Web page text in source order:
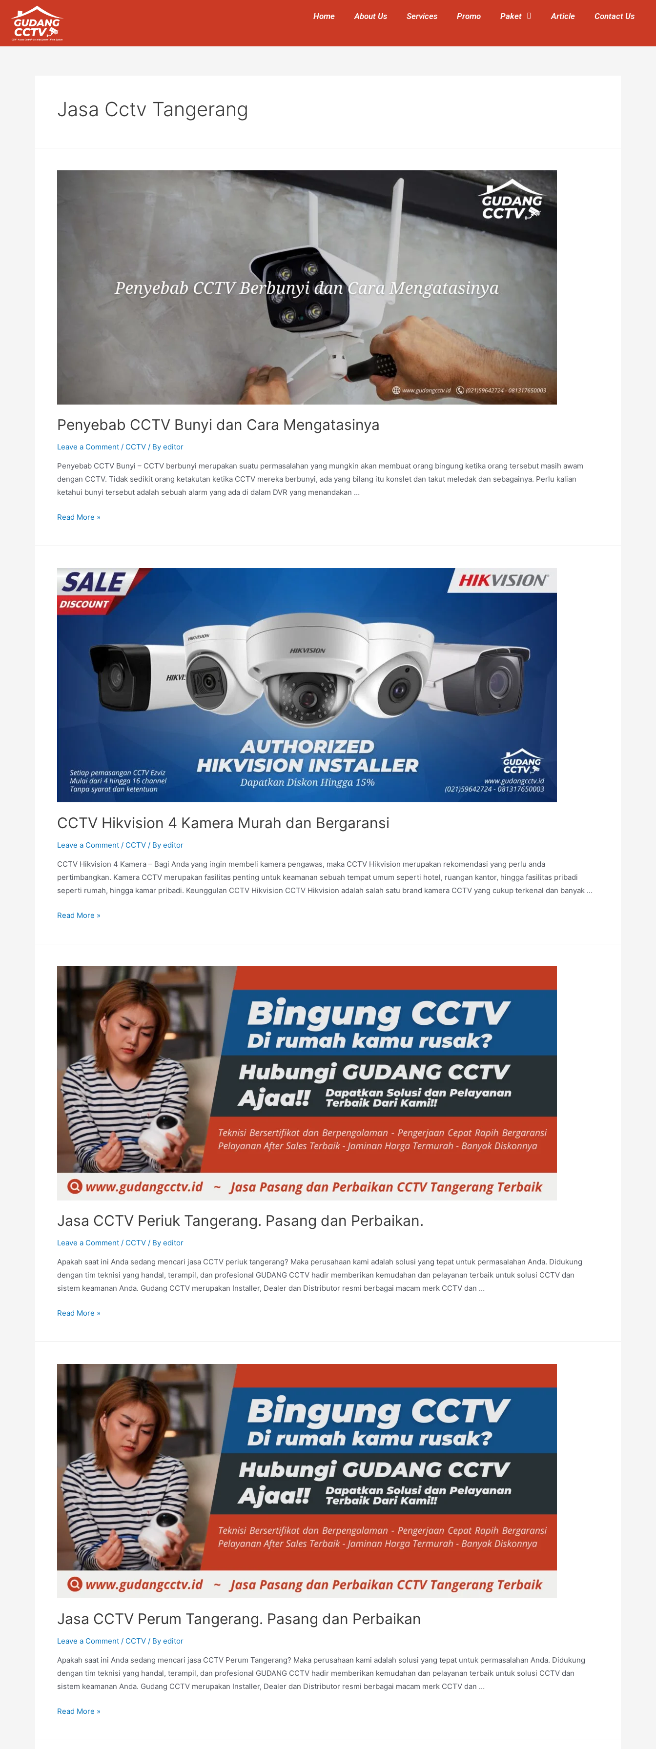
Home About Us Services Promo Paket Article Contact Us
Jasa Cctv Tangerang
Penyebab CCTV Bunyi dan Cara Mengatasinya
Leave a Comment / CCTV / By editor
Penyebab CCTV Bunyi – CCTV berbunyi merupakan suatu permasalahan yang mungkin akan membuat orang bingung ketika orang tersebut masih awam
dengan CCTV. Tidak sedikit orang ketakutan ketika CCTV mereka berbunyi, ada yang bilang itu konslet dan takut meledak dan sebagainya. Perlu kalian
ketahui bunyi tersebut adalah sebuah alarm yang ada di dalam DVR yang menandakan …
Read More »
CCTV Hikvision 4 Kamera Murah dan Bergaransi
Leave a Comment / CCTV / By editor
CCTV Hikvision 4 Kamera – Bagi Anda yang ingin membeli kamera pengawas, maka CCTV Hikvision merupakan rekomendasi yang perlu anda
pertimbangkan. Kamera CCTV merupakan fasilitas penting untuk keamanan sebuah tempat umum seperti hotel, ruangan kantor, hingga fasilitas pribadi
seperti rumah, hingga kamar pribadi. Keunggulan CCTV Hikvision CCTV Hikvision adalah salah satu brand kamera CCTV yang cukup terkenal dan banyak …
Read More »
Jasa CCTV Periuk Tangerang. Pasang dan Perbaikan.
Leave a Comment / CCTV / By editor
Apakah saat ini Anda sedang mencari jasa CCTV periuk tangerang? Maka perusahaan kami adalah solusi yang tepat untuk permasalahan Anda. Didukung
dengan tim teknisi yang handal, terampil, dan profesional GUDANG CCTV hadir memberikan kemudahan dan pelayanan terbaik untuk solusi CCTV dan
sistem keamanan Anda. Gudang CCTV merupakan Installer, Dealer dan Distributor resmi berbagai macam merk CCTV dan …
Read More »
Jasa CCTV Perum Tangerang. Pasang dan Perbaikan
Leave a Comment / CCTV / By editor
Apakah saat ini Anda sedang mencari jasa CCTV Perum Tangerang? Maka perusahaan kami adalah solusi yang tepat untuk permasalahan Anda. Didukung
dengan tim teknisi yang handal, terampil, dan profesional GUDANG CCTV hadir memberikan kemudahan dan pelayanan terbaik untuk solusi CCTV dan
sistem keamanan Anda. Gudang CCTV merupakan Installer, Dealer dan Distributor resmi berbagai macam merk CCTV dan …
Read More »